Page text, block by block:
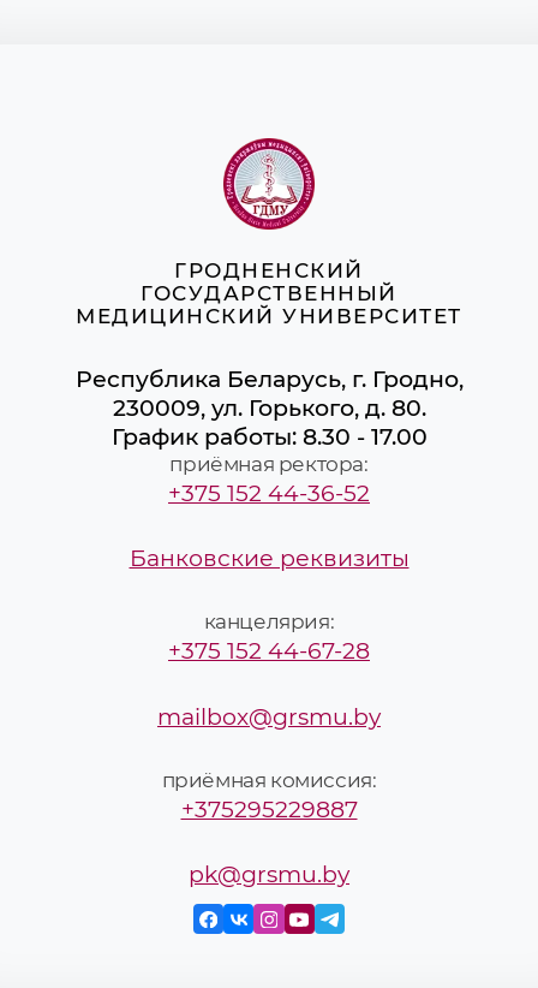
ГРОДНЕНСКИЙ
ГОСУДАРСТВЕННЫЙ
МЕДИЦИНСКИЙ УНИВЕРСИТЕТ
Республика Беларусь, г. Гродно,
230009, ул. Горького, д. 80.
График работы: 8.30 - 17.00
приёмная ректора:
+375 152 44-36-52
Банковские реквизиты
канцелярия:
+375 152 44-67-28
mailbox@grsmu.by
приёмная комиссия:
+375295229887
pk@grsmu.by